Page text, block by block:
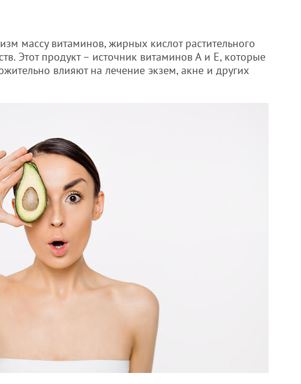
массу витаминов, жирных кислот растительного
Этот продукт – источник витаминов А и Е, которые
влияют на лечение экзем, акне и других